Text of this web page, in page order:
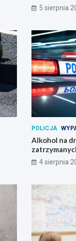
5 sierpnia
POLICJA
Alkohol na
4 sierpnia